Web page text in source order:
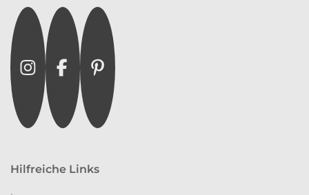
InstagramFacebookPinterest
Hilfreiche Links